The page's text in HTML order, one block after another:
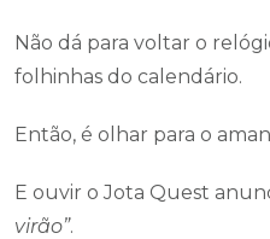
Não dá para voltar o
folhinhas do calendário.
Então, é olhar para o
E ouvir o Jota Quest
virão”.